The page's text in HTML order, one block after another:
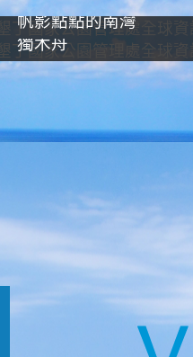
帆影點點的南灣
獨木舟